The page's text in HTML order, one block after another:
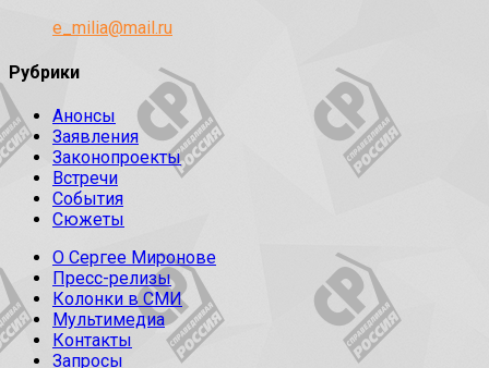
e_milia@mail.ru
Рубрики
Анонсы
Заявления
Законопроекты
Встречи
События
Сюжеты
О Сергее Миронове
Пресс-релизы
Колонки в СМИ
Мультимедиа
Контакты
Запросы